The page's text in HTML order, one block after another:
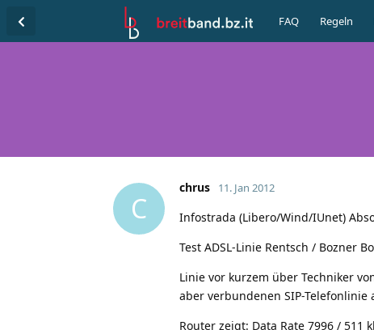
FAQ Regeln
C
chrus 11. Jan 2012
Infostrada (Libero/Wind/IUnet)
Test ADSL-Linie Rentsch / Bozner
Linie vor kurzem über Techniker
aber verbundenen SIP-
Router zeigt: Data Rate 7996 / 511